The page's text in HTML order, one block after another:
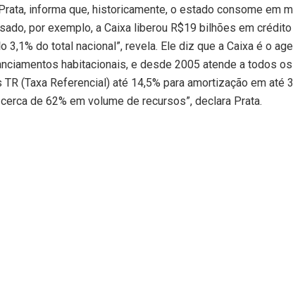
informa que, historicamente, o estado consome em
por exemplo, a Caixa liberou R$19 bilhões em
do total nacional”, revela. Ele diz que a Caixa é o
habitacionais, e desde 2005 atende a todos
(Taxa Referencial) até 14,5% para amortização em até
de 62% em volume de recursos”, declara Prata.